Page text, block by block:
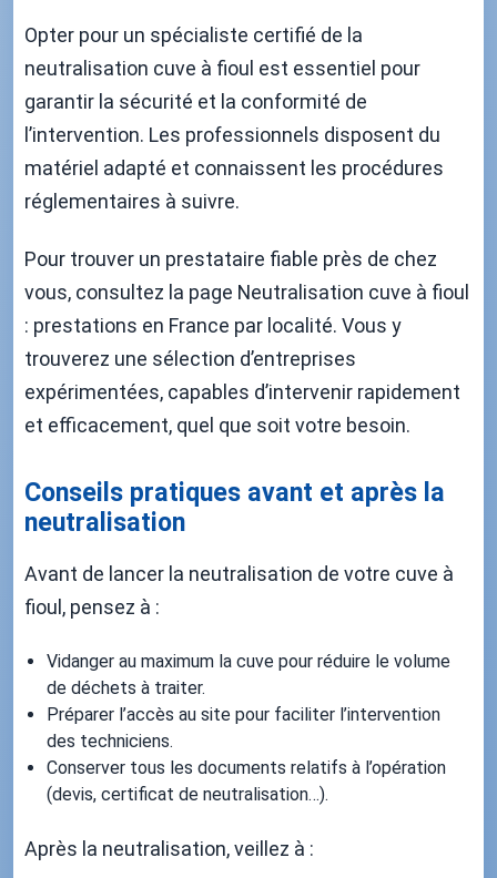
Opter pour un spécialiste certifié de la
neutralisation cuve à fioul est essentiel pour
garantir la sécurité et la conformité de
l’intervention. Les professionnels disposent du
matériel adapté et connaissent les procédures
réglementaires à suivre.
Pour trouver un prestataire fiable près de chez
vous, consultez la page Neutralisation cuve à fioul
: prestations en France par localité. Vous y
trouverez une sélection d’entreprises
expérimentées, capables d’intervenir rapidement
et efficacement, quel que soit votre besoin.
Conseils pratiques avant et après la
neutralisation
Avant de lancer la neutralisation de votre cuve à
fioul, pensez à :
Vidanger au maximum la cuve pour réduire le volume
de déchets à traiter.
Préparer l’accès au site pour faciliter l’intervention
des techniciens.
Conserver tous les documents relatifs à l’opération
(devis, certificat de neutralisation…).
Après la neutralisation, veillez à :